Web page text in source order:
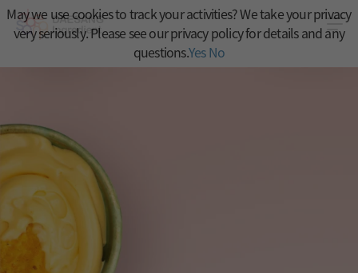
May we use cookies to track your activities? We take your privacy
very seriously. Please see our privacy policy for details and any
questions.YesNo